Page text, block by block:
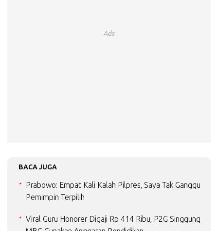
Ads
BACA JUGA
Prabowo: Empat Kali Kalah Pilpres, Saya Tak Ganggu
Pemimpin Terpilih
Viral Guru Honorer Digaji Rp 414 Ribu, P2G Singgung